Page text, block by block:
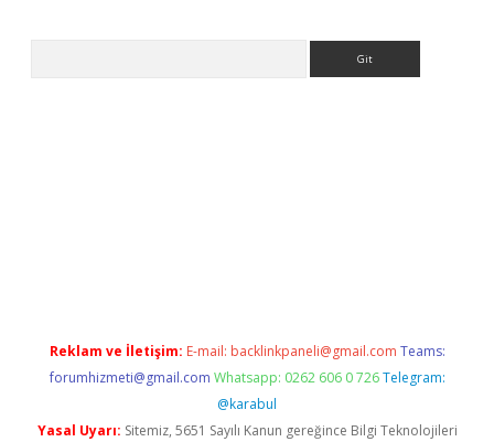
Reklam ve İletişim: E-mail: backlinkpaneli@gmail.com Teams:
forumhizmeti@gmail.com Whatsapp: 0262 606 0 726 Telegram:
@karabul
Yasal Uyarı: Sitemiz, 5651 Sayılı Kanun gereğince Bilgi Teknolojileri